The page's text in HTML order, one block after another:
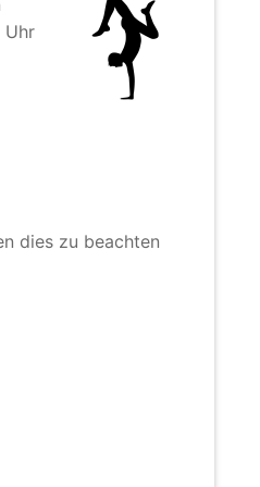
Uhr
dies zu beachten